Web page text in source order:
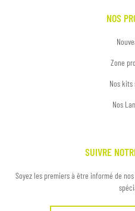
NOS
Zone
Nos kits
Nos
SUIVRE
Soyez les premiers à être informé de